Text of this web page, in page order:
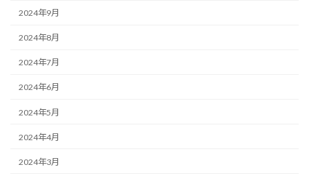
2024年9月
2024年8月
2024年7月
2024年6月
2024年5月
2024年4月
2024年3月